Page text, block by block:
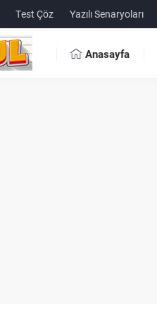
Test Çöz Yazılı Senaryoları
Anasayfa